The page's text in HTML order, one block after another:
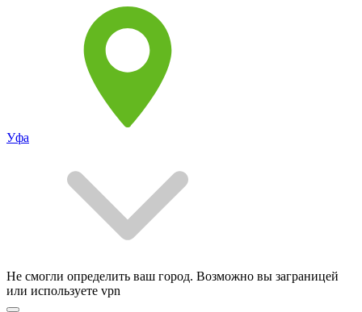
Уфа
Не смогли определить ваш город. Возможно вы заграницей
или используете vpn